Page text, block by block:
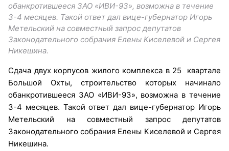
обанкротившееся ЗАО «ИВИ-93», возможна в течение
3-4 месяцев. Такой ответ дал вице-губернатор Игорь
Метельский на совместный запрос депутатов
Законодательного собрания Елены Киселевой и Сергея
Никешина.
Сдача двух корпусов жилого комплекса в 25 квартале
Большой Охты, строительство которых начинало
обанкротившееся ЗАО «ИВИ-93», возможна в течение
3-4 месяцев. Такой ответ дал вице-губернатор Игорь
Метельский на совместный запрос депутатов
Законодательного собрания Елены Киселевой и Сергея
Никешина.